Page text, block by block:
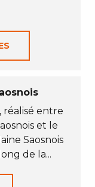
réalisé entre
et le
Saosnois
de la...